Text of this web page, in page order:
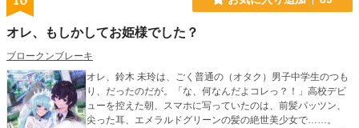
オレ、もしかしてお姫様でした？
ブロークンブレーキ
オレ、鈴木 未玲は、ごく普通の（オタク）男子中学生のつも
り、だったのだが。「な、何なんだよコレっ？！」高校デビ
ューを控えた朝、スマホに写っていたのは、前髪パッツン、
尖った耳、エメラルドグリーンの髪の絶世美少女で……。